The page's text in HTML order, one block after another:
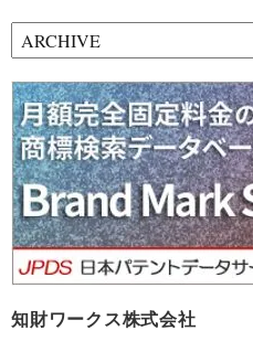
ー
カ
イ
ブ
知財ワークス株式会社